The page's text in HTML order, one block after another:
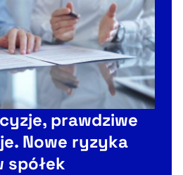
prawdziwe
Nowe ryzyka
spółek